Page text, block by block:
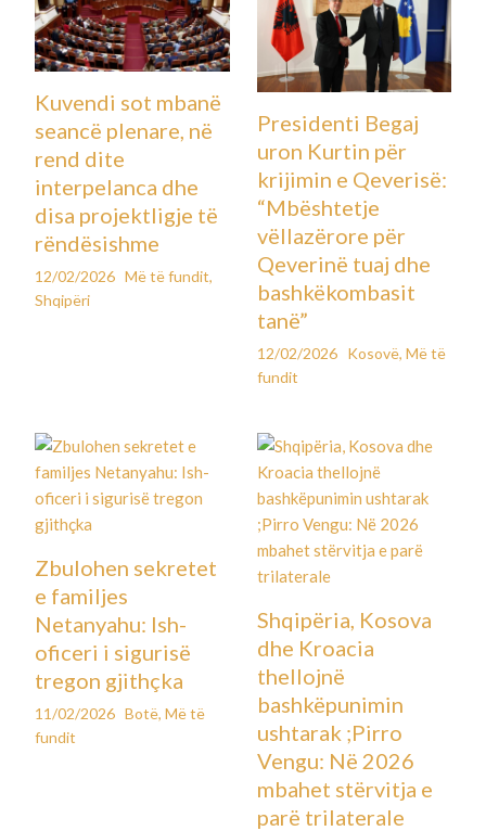
Kuvendi sot mbanë
seancë plenare, në
rend dite
interpelanca dhe
disa projektligje të
rëndësishme
12/02/2026 Më të fundit,
Shqipëri
Presidenti Begaj
uron Kurtin për
krijimin e Qeverisë:
“Mbështetje
vëllazërore për
Qeverinë tuaj dhe
bashkëkombasit
tanë”
12/02/2026 Kosovë, Më të
fundit
Zbulohen sekretet
e familjes
Netanyahu: Ish-
oficeri i sigurisë
tregon gjithçka
11/02/2026 Botë,Më të
fundit
Shqipëria, Kosova
dhe Kroacia
thellojnë
bashkëpunimin
ushtarak ;Pirro
Vengu: Në 2026
mbahet stërvitja e
parë trilaterale